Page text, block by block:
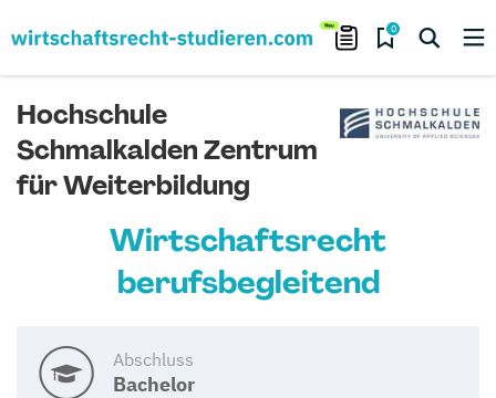
0
Hochschule
Schmalkalden Zentrum
für Weiterbildung
Wirtschaftsrecht
berufsbegleitend
Abschluss
Bachelor